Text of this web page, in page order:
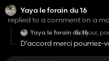
Yaya le forain du 16
replied to a comment on a
Yaya le forain du 16Bonjour,
Farming
D’accord merci pourriez-